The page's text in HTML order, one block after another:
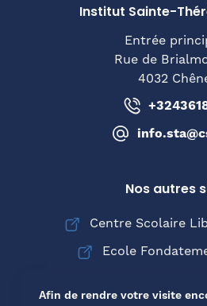
Institut Sainte-
Entrée
Rue de
4032
Nos autres
Centre Scolaire
Ecole
Afin de rendre votre visite